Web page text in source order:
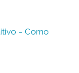
– Como